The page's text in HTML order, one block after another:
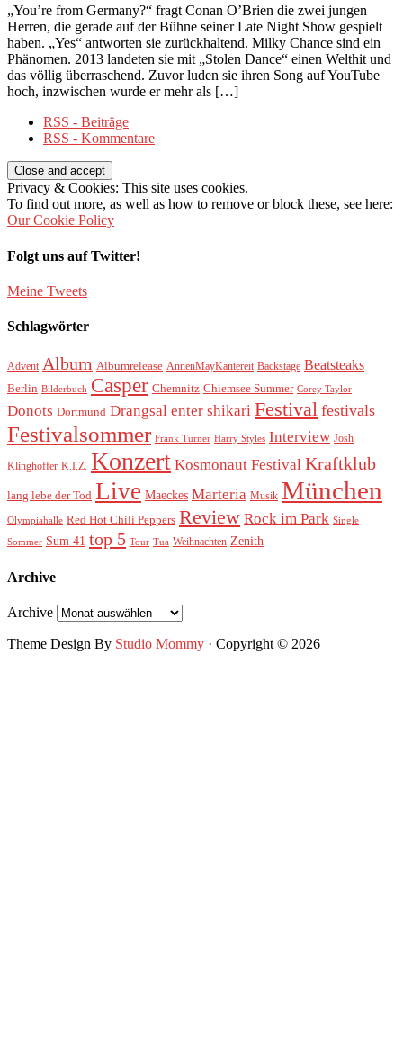
„You’re from Germany?“ fragt Conan O’Brien die zwei jungen
Herren, die gerade auf der Bühne seiner Late Night Show gespielt
haben. „Yes“ antworten sie zurückhaltend. Milky Chance sind ein
Phänomen. 2013 landeten sie mit „Stolen Dance“ einen Welthit und
das völlig überraschend. Zuvor luden sie ihren Song auf YouTube
hoch, inzwischen wurde er mehr als […]
RSS - Beiträge
RSS - Kommentare
Privacy & Cookies: This site uses cookies.
To find out more, as well as how to remove or block these, see here:
Our Cookie Policy
Folgt uns auf Twitter!
Meine Tweets
Schlagwörter
Advent Album Albumrelease AnnenMayKantereit Backstage Beatsteaks
Berlin Bilderbuch Casper Chemnitz Chiemsee Summer Corey Taylor
Donots Dortmund Drangsal enter shikari Festival festivals
Festivalsommer Frank Turner Harry Styles Interview Josh
Klinghoffer K.I.Z. Konzert Kosmonaut Festival Kraftklub
lang lebe der Tod Live Maeckes Marteria Musik München
Olympiahalle Red Hot Chili Peppers Review Rock im Park Single
Sommer Sum 41 top 5 Tour Tua Weihnachten Zenith
Archive
Archive
Theme Design By Studio Mommy · Copyright © 2026